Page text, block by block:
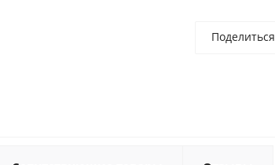
Поделиться